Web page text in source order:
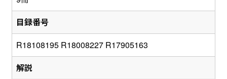
目録番号
R18108195 R18008227 R17905163
解説